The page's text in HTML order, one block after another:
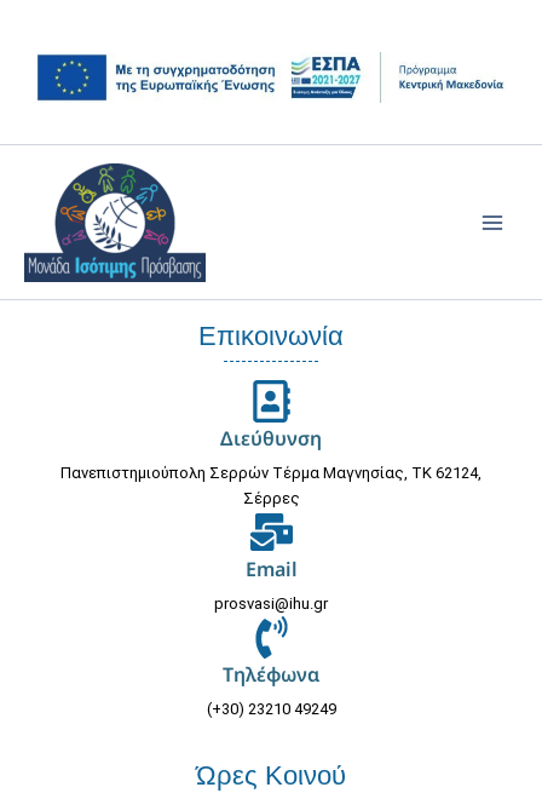
περιεχόμενο
Επικοινωνία
Διεύθυνση
Πανεπιστημιούπολη Σερρών Τέρμα Μαγνησίας, ΤΚ 62124,
Σέρρες
Email
prosvasi@ihu.gr
Τηλέφωνα
(+30) 23210 49249
Ώρες Κοινού